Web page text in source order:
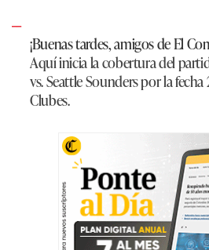
¡Buenas tardes, amigos de El
Aquí inicia la cobertura del
vs. Seattle Sounders por la
Clubes.